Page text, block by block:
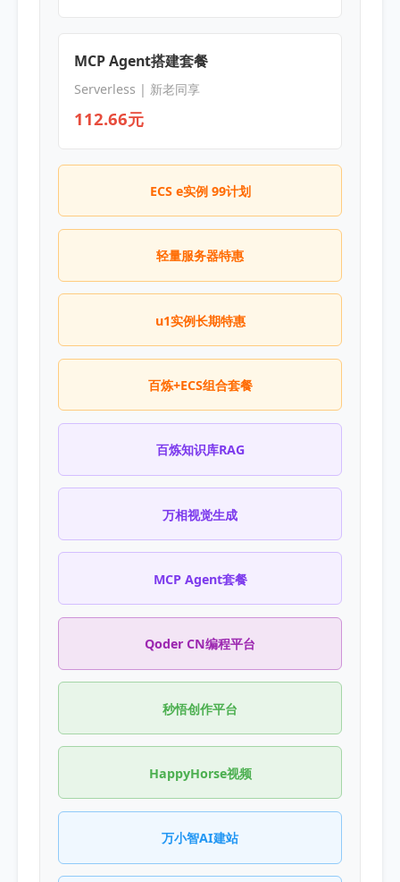
MCP Agent搭建套餐
Serverless | 新老同享
112.66元
ECS e实例 99计划
轻量服务器特惠
u1实例长期特惠
百炼+ECS组合套餐
百炼知识库RAG
万相视觉生成
MCP Agent套餐
Qoder CN编程平台
秒悟创作平台
HappyHorse视频
万小智AI建站